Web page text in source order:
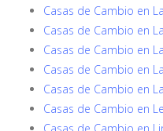
Casas de Cambio en
Casas de Cambio en
Casas de Cambio en
Casas de Cambio en
Casas de Cambio en
Casas de Cambio en